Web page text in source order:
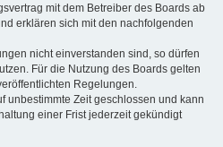
mit dem Betreiber des Boards ab
erklären sich mit den nachfolgenden
nicht einverstanden sind, so dürfen
Für die Nutzung des Boards gelten
Regelungen.
unbestimmte Zeit geschlossen und kann
einer Frist jederzeit gekündigt